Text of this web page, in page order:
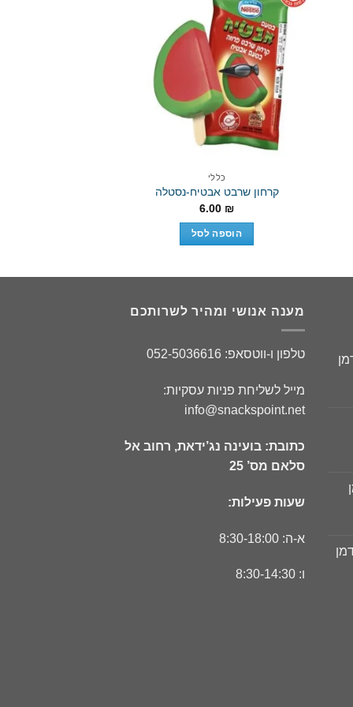
Add to wishlist
כללי
קרחון שרבט אבטיח-נסטלה
6.00 ₪
הוספה לסל
מענה אנושי ומהיר לשרותכם
טלפון ו-ווטסאפ: 052-5036616
מייל לשליחת פניות עסקיות:
info@snackspoint.net
כתובת: בועינה נג’ידאת, רחוב אל
סלאם מס’ 25
שעות פעילות:
א-ה: 8:30-18:00
ו: 8:30-14:30